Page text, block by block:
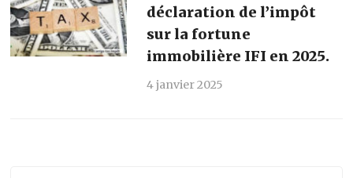
déclaration de l’impôt
sur la fortune
immobilière IFI en 2025.
4 janvier 2025